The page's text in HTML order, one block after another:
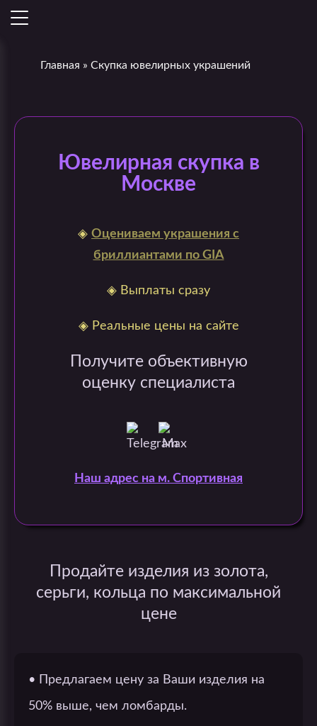
Главная » Скупка ювелирных украшений
Ювелирная скупка в
Москве
◈ Оцениваем украшения с
бриллиантами по GIA
◈ Выплаты сразу
◈ Реальные цены на сайте
Получите объективную
оценку специалиста
Наш адрес на м. Спортивная
Продайте изделия из золота,
серьги, кольца по максимальной
цене
• Предлагаем цену за Ваши изделия на
50% выше, чем ломбарды.